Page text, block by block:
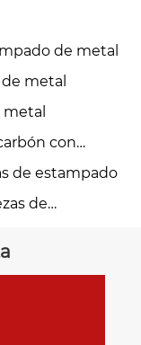
de metal
metal
con
de estampado
de